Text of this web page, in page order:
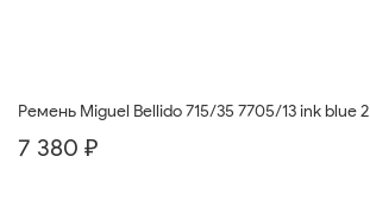
Ремень Miguel Bellido 715/35 7705/13 ink blue 2
7 380 ₽